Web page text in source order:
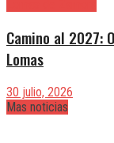
Camino al 2027:
Lomas
30 julio, 2026
Mas noticias